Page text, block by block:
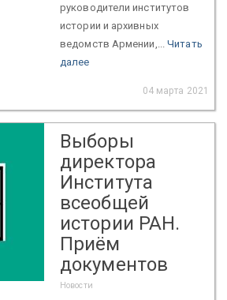
руководители институтов
истории и архивных
ведомств Армении,...Читать
далее
04 марта 2021
Выборы
директора
Института
всеобщей
истории РАН.
Приём
документов
Новости